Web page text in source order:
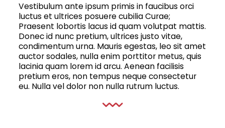
Vestibulum ante ipsum primis in faucibus orci
luctus et ultrices posuere cubilia Curae;
Praesent lobortis lacus id quam volutpat mattis.
Donec id nunc pretium, ultrices justo vitae,
condimentum urna. Mauris egestas, leo sit amet
auctor sodales, nulla enim porttitor metus, quis
lacinia quam lorem id arcu. Aenean facilisis
pretium eros, non tempus neque consectetur
eu. Nulla vel dolor non nulla rutrum luctus.